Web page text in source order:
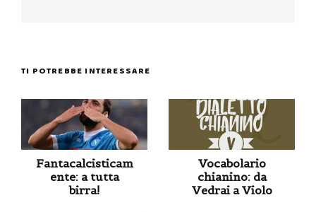
TI POTREBBE INTERESSARE
Fantacalcisticam
ente: a tutta
birra!
Vocabolario
chianino: da
Vedrai a Violo